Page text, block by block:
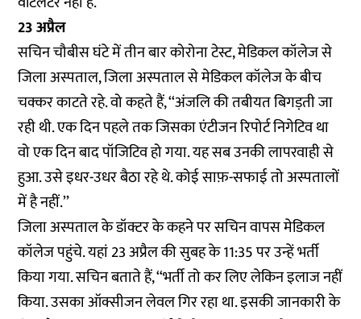
23 अप्रैल
सचिन चौबीस घंटे में तीन बार कोरोना टेस्ट, मेडिकल कॉलेज से
जिला अस्पताल, जिला अस्पताल से मेडिकल कॉलेज के बीच
चक्कर काटते रहे. वो कहते हैं, ‘‘अंजलि की तबीयत बिगड़ती जा
रही थी. एक दिन पहले तक जिसका एंटीजन रिपोर्ट निगेटिव था
वो एक दिन बाद पॉजिटिव हो गया. यह सब उनकी लापरवाही से
हुआ. उसे इधर-उधर बैठा रहे थे. कोई साफ़-सफाई तो अस्पतालों
में है नहीं.’’
जिला अस्पताल के डॉक्टर के कहने पर सचिन वापस मेडिकल
कॉलेज पहुंचे. यहां 23 अप्रैल की सुबह के 11:35 पर उन्हें भर्ती
किया गया. सचिन बताते हैं, ‘‘भर्ती तो कर लिए लेकिन इलाज नहीं
किया. उसका ऑक्सीजन लेवल गिर रहा था. इसकी जानकारी के